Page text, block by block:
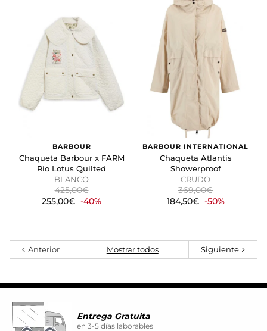
BARBOUR
Chaqueta Barbour x FARM
Rio Lotus Quilted
BLANCO
425,00€
255,00€ -40%
BARBOUR INTERNATIONAL
Chaqueta Atlantis
Showerproof
CRUDO
369,00€
184,50€ -50%
Mostrar todos
Anterior Siguiente
Entrega Gratuita
en 3-5 días laborables